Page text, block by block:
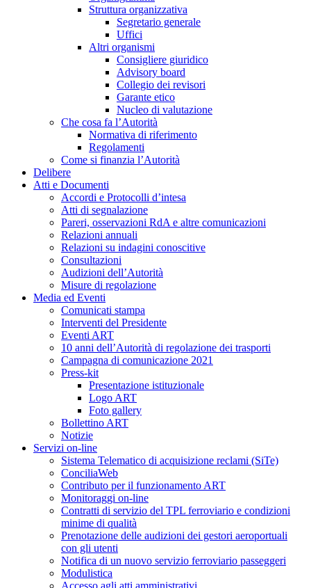
Struttura organizzativa
Segretario generale
Uffici
Altri organismi
Consigliere giuridico
Advisory board
Collegio dei revisori
Garante etico
Nucleo di valutazione
Che cosa fa l’Autorità
Normativa di riferimento
Regolamenti
Come si finanzia l’Autorità
Delibere
Atti e Documenti
Accordi e Protocolli d’intesa
Atti di segnalazione
Pareri, osservazioni RdA e altre comunicazioni
Relazioni annuali
Relazioni su indagini conoscitive
Consultazioni
Audizioni dell’Autorità
Misure di regolazione
Media ed Eventi
Comunicati stampa
Interventi del Presidente
Eventi ART
10 anni dell’Autorità di regolazione dei trasporti
Campagna di comunicazione 2021
Press-kit
Presentazione istituzionale
Logo ART
Foto gallery
Bollettino ART
Notizie
Servizi on-line
Sistema Telematico di acquisizione reclami (SiTe)
ConciliaWeb
Contributo per il funzionamento ART
Monitoraggi on-line
Contratti di servizio del TPL ferroviario e condizioni
minime di qualità
Prenotazione delle audizioni dei gestori aeroportuali
con gli utenti
Notifica di un nuovo servizio ferroviario passeggeri
Modulistica
Accesso agli atti amministrativi